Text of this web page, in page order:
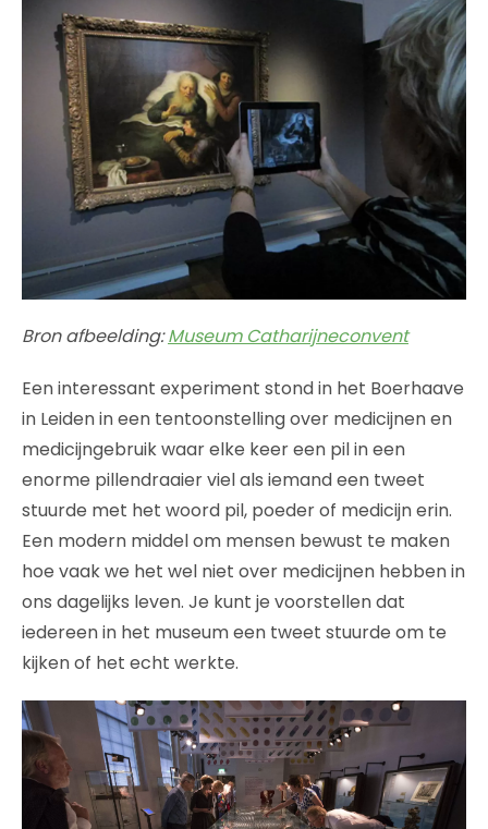
Bron afbeelding:Museum Catharijneconvent
Een interessant experiment stond in het Boerhaave
in Leiden in een tentoonstelling over medicijnen en
medicijngebruik waar elke keer een pil in een
enorme pillendraaier viel als iemand een tweet
stuurde met het woord pil, poeder of medicijn erin.
Een modern middel om mensen bewust te maken
hoe vaak we het wel niet over medicijnen hebben in
ons dagelijks leven. Je kunt je voorstellen dat
iedereen in het museum een tweet stuurde om te
kijken of het echt werkte.